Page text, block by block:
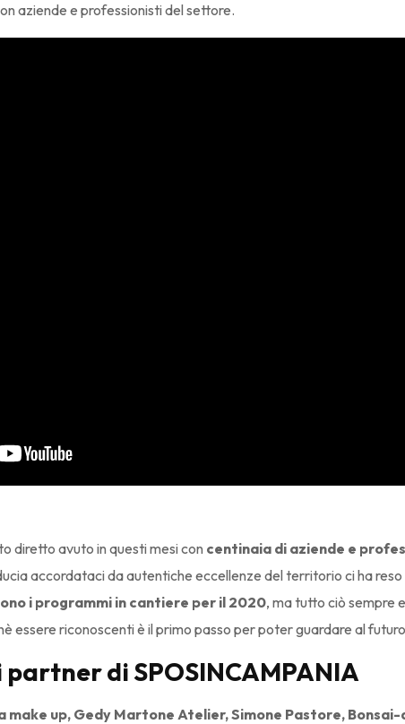
aziende e professionisti del settore.
diretto avuto in questi mesi con centinaia di aziende e
accordataci da autentiche eccellenze del territorio ci ha
i programmi in cantiere per il 2020, ma tutto ciò sempre
essere riconoscenti è il primo passo per poter guardare al
partner di SPOSINCAMPANIA
make up, Gedy Martone Atelier, Simone Pastore,